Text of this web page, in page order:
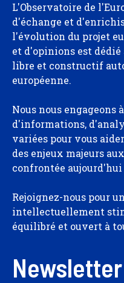
L'Observatoire de
d'échange et
l'évolution du projet
et d'opinions est
libre et constructif
européenne.
Nous nous engageons
d'informations,
variées pour vous
des enjeux majeurs
confrontée
Rejoignez-nous pour
intellectuellement
équilibré et ouvert à
Newsletter